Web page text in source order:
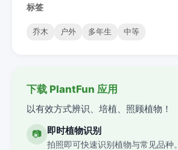
标签
乔木 户外 多年生 中等
下载 PlantFun 应用
以有效方式辨识、培植、照顾植物！
📷 即时植物识别
拍照即可快速识别植物与常见品种。